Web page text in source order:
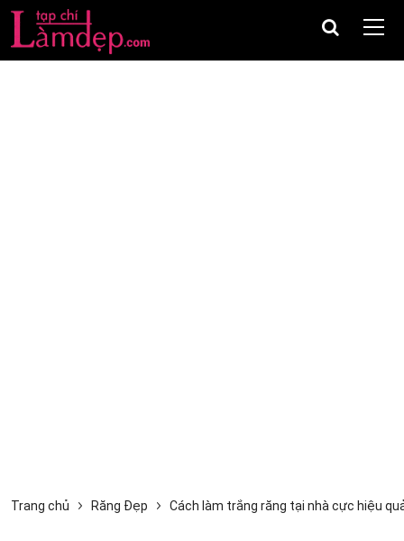
Trang chủ Răng Đẹp Cách làm trắng răng tại nhà cực hiệu